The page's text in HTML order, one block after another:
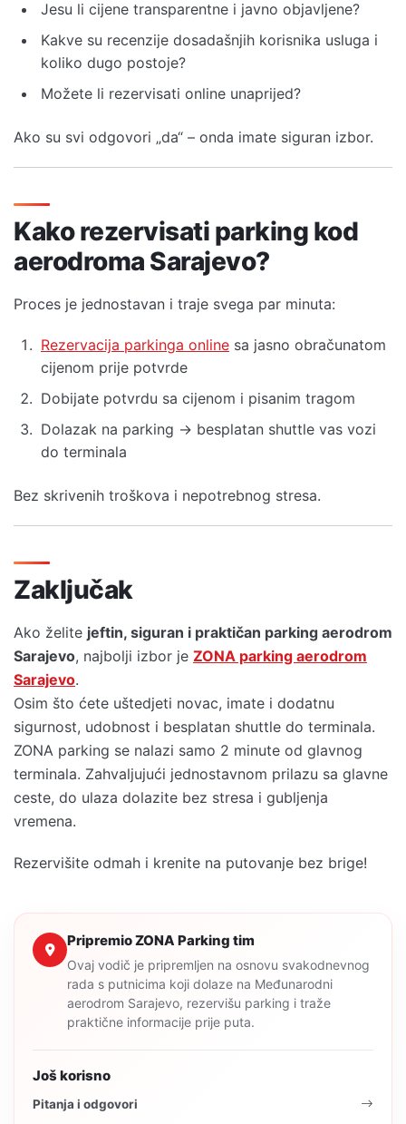
Jesu li cijene transparentne i javno objavljene?
Kakve su recenzije dosadašnjih korisnika usluga i
koliko dugo postoje?
Možete li rezervisati online unaprijed?
Ako su svi odgovori „da“ – onda imate siguran izbor.
Kako rezervisati parking kod
aerodroma Sarajevo?
Proces je jednostavan i traje svega par minuta:
Rezervacija parkinga online sa jasno obračunatom
cijenom prije potvrde
Dobijate potvrdu sa cijenom i pisanim tragom
Dolazak na parking → besplatan shuttle vas vozi
do terminala
Bez skrivenih troškova i nepotrebnog stresa.
Zaključak
Ako želite jeftin, siguran i praktičan parking aerodrom
Sarajevo, najbolji izbor je ZONA parking aerodrom
Sarajevo.
Osim što ćete uštedjeti novac, imate i dodatnu
sigurnost, udobnost i besplatan shuttle do terminala.
ZONA parking se nalazi samo 2 minute od glavnog
terminala. Zahvaljujući jednostavnom prilazu sa glavne
ceste, do ulaza dolazite bez stresa i gubljenja
vremena.
Rezervišite odmah i krenite na putovanje bez brige!
Pripremio ZONA Parking tim
Ovaj vodič je pripremljen na osnovu svakodnevnog
rada s putnicima koji dolaze na Međunarodni
aerodrom Sarajevo, rezervišu parking i traže
praktične informacije prije puta.
Još korisno
Pitanja i odgovori